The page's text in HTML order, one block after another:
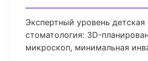
Экспертный уровень детская
стоматология: 3D-
микроскоп, минимальная